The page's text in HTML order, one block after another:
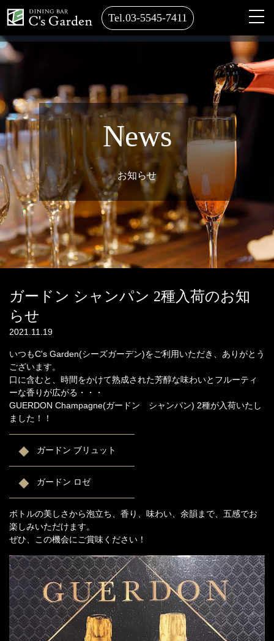
Tel.03-5545-7411
News
お知らせ
ガードン シャンパン 2種入荷のお知
らせ
2021.11.19
いつもC's Garden(シーズガーデン)をご利用いただき、ありがとう
ございます。
口に含むと、時間をかけて熟成された芳醇な味わいとフルーティ
ーな香りが広がる・・・
GUERDON Champagne(ガードン シャンパン) 2種が入荷いたし
ました！！
ガードン ブリュット
ガードン ロゼ
ボトルの美しさから泡立ち、香り、味わい、余韻まで、五感でお
楽しみいただけます。
ぜひ、この機会にご賞味ください！